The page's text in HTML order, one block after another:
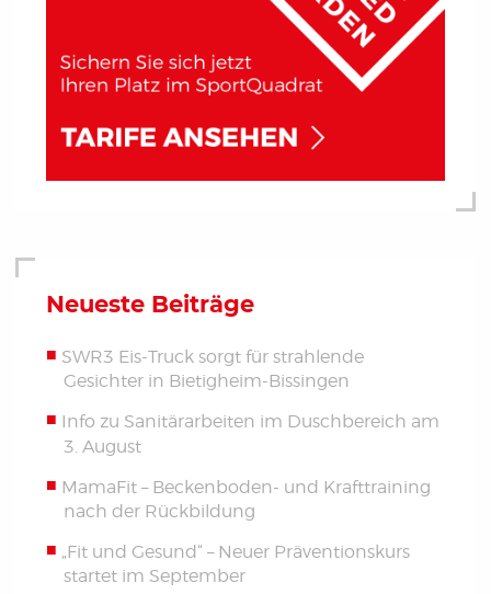
Neueste Beiträge
SWR3 Eis-Truck sorgt für strahlende
Gesichter in Bietigheim-Bissingen
Info zu Sanitärarbeiten im Duschbereich am
3. August
MamaFit – Beckenboden- und Krafttraining
nach der Rückbildung
„Fit und Gesund“ – Neuer Präventionskurs
startet im September